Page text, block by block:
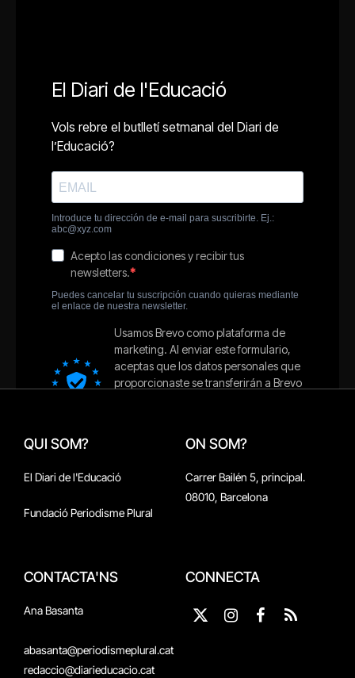
QUI SOM?
El Diari de l'Educació
Fundació Periodisme Plural
ON SOM?
Carrer Bailén 5, principal.
08010, Barcelona
CONTACTA'NS
Ana Basanta
abasanta@periodismeplural.cat
redaccio@diarieducacio.cat
CONNECTA
X
InstagramFacebook
RSS